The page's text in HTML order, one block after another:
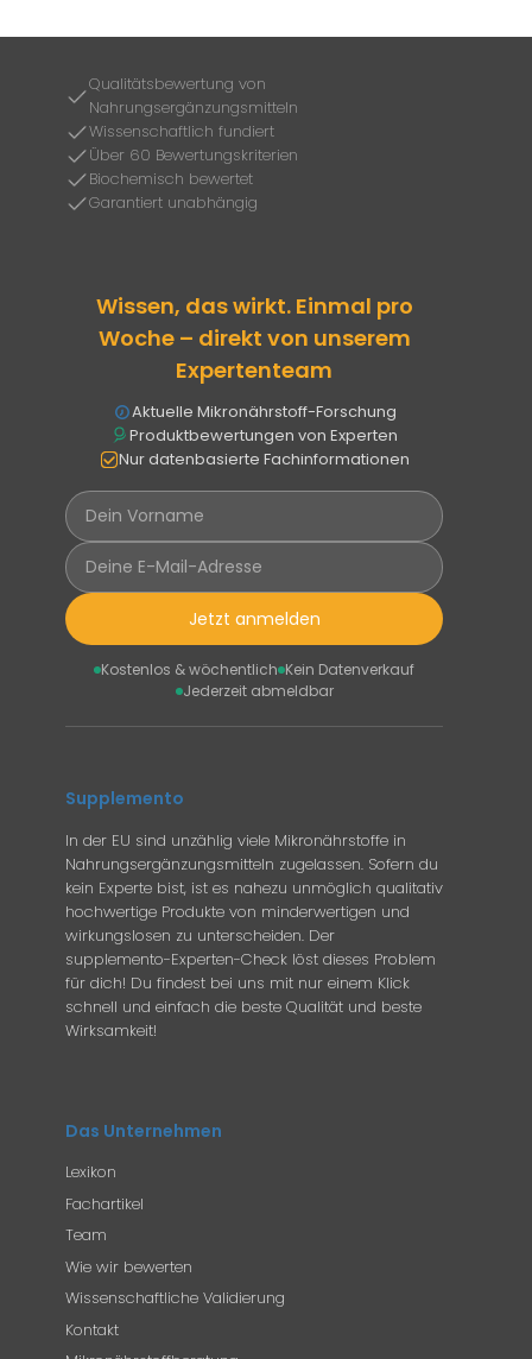
Qualitätsbewertung von
Nahrungsergänzungsmitteln
Wissenschaftlich fundiert
Über 60 Bewertungskriterien
Biochemisch bewertet
Garantiert unabhängig
Wissen, das wirkt. Einmal pro
Woche – direkt von unserem
Expertenteam
Aktuelle Mikronährstoff-Forschung
Produktbewertungen von Experten
Nur datenbasierte Fachinformationen
Jetzt anmelden
Kostenlos & wöchentlich Kein Datenverkauf
Jederzeit abmeldbar
Supplemento
In der EU sind unzählig viele Mikronährstoffe in
Nahrungsergänzungsmitteln zugelassen. Sofern du
kein Experte bist, ist es nahezu unmöglich qualitativ
hochwertige Produkte von minderwertigen und
wirkungslosen zu unterscheiden. Der
supplemento-Experten-Check löst dieses Problem
für dich! Du findest bei uns mit nur einem Klick
schnell und einfach die beste Qualität und beste
Wirksamkeit!
Das Unternehmen
Lexikon
Fachartikel
Team
Wie wir bewerten
Wissenschaftliche Validierung
Kontakt